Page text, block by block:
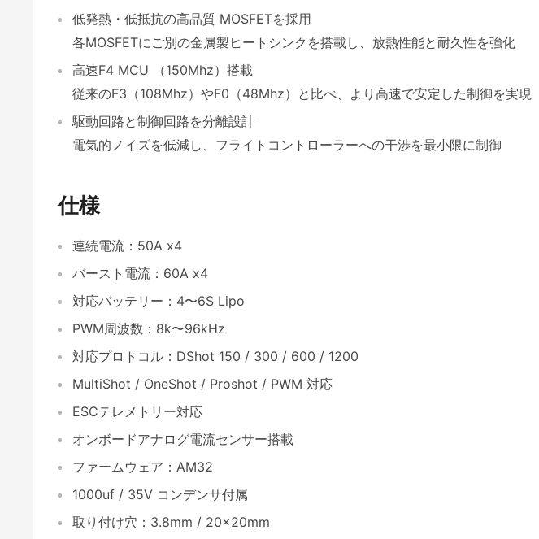
低発熱・低抵抗の高品質 MOSFETを採用
各MOSFETにご別の金属製ヒートシンクを搭載し、放熱性能と耐久性を強化
高速F4 MCU （150Mhz）搭載
従来のF3（108Mhz）やF0（48Mhz）と比べ、より高速で安定した制御を実現
駆動回路と制御回路を分離設計
電気的ノイズを低減し、フライトコントローラーへの干渉を最小限に制御
仕様
連続電流：50A x4
バースト電流：60A x4
対応バッテリー：4〜6S Lipo
PWM周波数：8k〜96kHz
対応プロトコル：DShot 150 / 300 / 600 / 1200
MultiShot / OneShot / Proshot / PWM 対応
ESCテレメトリー対応
オンボードアナログ電流センサー搭載
ファームウェア：AM32
1000uf / 35V コンデンサ付属
取り付け穴：3.8mm / 20x20mm